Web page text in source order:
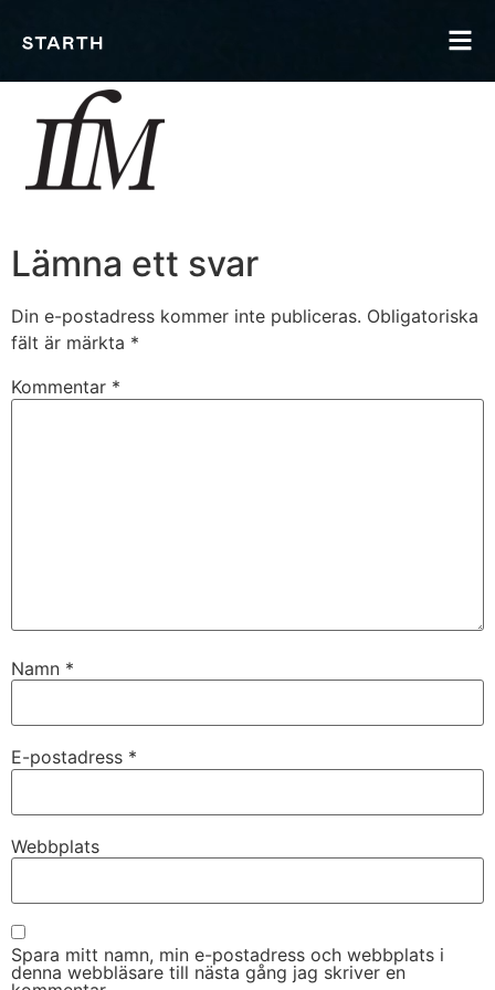
Lämna ett svar
Din e-postadress kommer inte publiceras. Obligatoriska
fält är märkta *
Kommentar *
Namn *
E-postadress *
Webbplats
Spara mitt namn, min e-postadress och webbplats i
denna webbläsare till nästa gång jag skriver en